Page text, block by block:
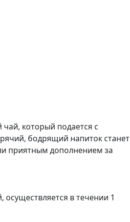
который подается с
бодрящий напиток станет
приятным дополнением за
осуществляется в течении 1